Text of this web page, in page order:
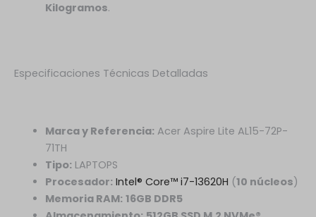
Kilogramos.
Especificaciones Técnicas Detalladas
Marca y Referencia: Acer Aspire Lite AL15-72P-
71TH
Tipo: LAPTOPS
Procesador: Intel® Core™ i7-13620H (10 núcleos)
Memoria RAM: 16GB DDR5